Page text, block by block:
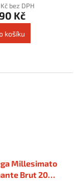
bez DPH
Kč
košíku
Millesimato
Brut 2019